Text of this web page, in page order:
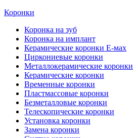
Коронки
Коронка на зуб
Коронка на имплант
Керамические коронки Е-мах
Циркониевые коронки
Металлокерамические коронки
Керамические коронки
Временные коронки
Пластмассовые коронки
Безметалловые коронки
Телескопические коронки
Установка коронки
Замена коронки